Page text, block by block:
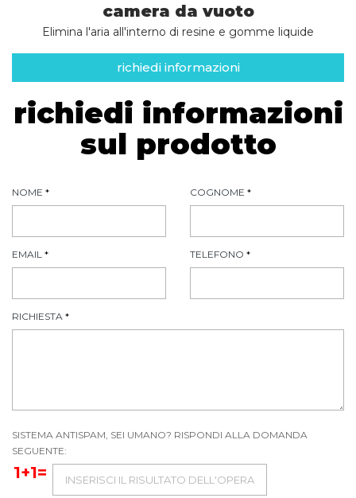
camera da vuoto
Elimina l'aria all'interno di resine e gomme liquide
richiedi informazioni
richiedi informazioni
sul prodotto
NOME * COGNOME *
EMAIL * TELEFONO *
RICHIESTA *
SISTEMA ANTISPAM, SEI UMANO? RISPONDI ALLA DOMANDA
SEGUENTE:
1+1=